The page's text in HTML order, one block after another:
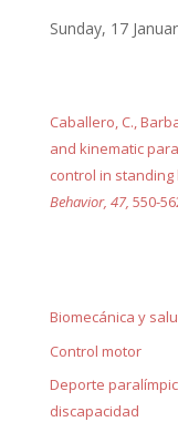
Sunday, 17
Caballero, C.,
and kinematic
control in
Behavior, 47, 550-
Biomecánica y
Control motor
Deporte
discapacidad